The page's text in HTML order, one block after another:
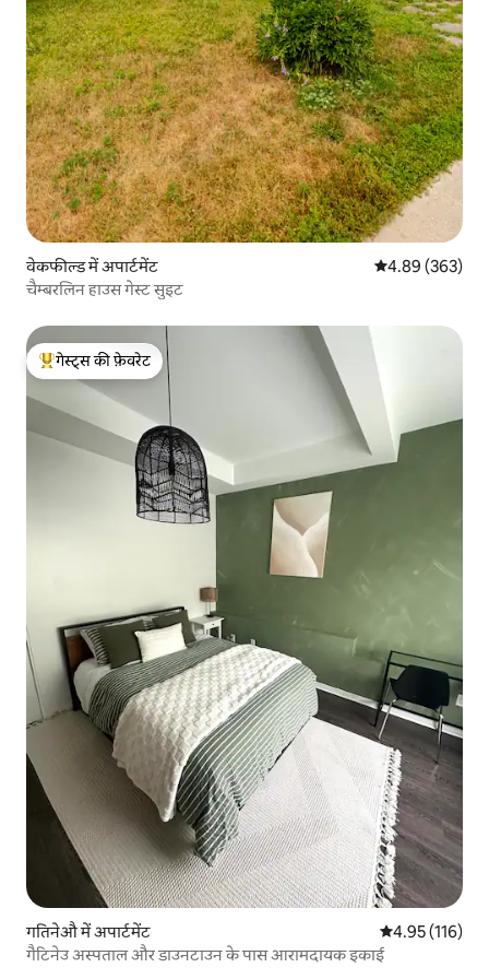
वेकफील्ड में अपार्टमेंट औसत रेटिंग 5 में से
4.89 (363)
चैम्बरलिन हाउस गेस्ट सुइट
गेस्ट्स का टॉप फ़ेवरेट
गेस्ट्स की फ़ेवरेट
गतिनेऔ में अपार्टमेंट औसत रेटिंग 5 में से
4.95 (116)
गैटिनेउ अस्पताल और डाउनटाउन के पास आरामदायक इकाई